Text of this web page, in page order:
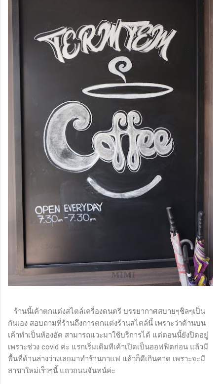
ร้านนี้เค้าตกแต่งสไตล์เครื่องดนตรี บรรยากาศสบายๆชิลๆเป็น
กันเอง สอบถามที่ร้านถึงการตกแต่งร้านสไตล์นี้ เพราะว่าด้านบน
เค้าทำเป็นห้องอัด สามารถแวะมาใช้บริการได้ แต่ตอนนี้ยังปิดอยู่
เพราะช่วง covid ค่ะ แรกเริ่มเดิมทีเค้าเปิดเป็นออฟฟิตก่อน แล้วมี
พื้นที่ด้านล่างว่างเลยมาทำร้านกาแฟ แล้วก็ดีเกินคาด เพราะจะมี
สาขาใหม่เร็วๆนี้ แถวถนนจันทน์ค่ะ